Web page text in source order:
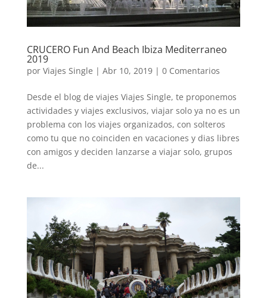
CRUCERO Fun And Beach Ibiza Mediterraneo
2019
por Viajes Single | Abr 10, 2019| 0 Comentarios
Desde el blog de viajes Viajes Single, te proponemos
actividades y viajes exclusivos, viajar solo ya no es un
problema con los viajes organizados, con solteros
como tu que no coinciden en vacaciones y dias libres
con amigos y deciden lanzarse a viajar solo, grupos
de...